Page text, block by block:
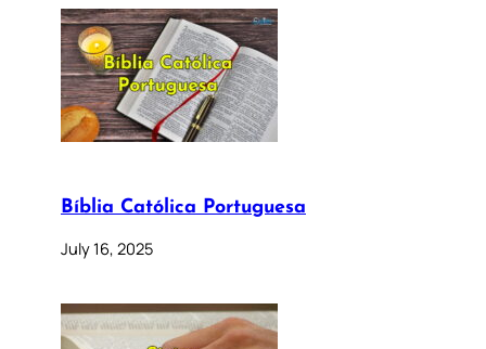
Bíblia Católica Portuguesa
July 16, 2025